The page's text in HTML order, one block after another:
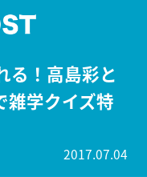
る！高島彩と
雑学クイズ特
2017.07.04